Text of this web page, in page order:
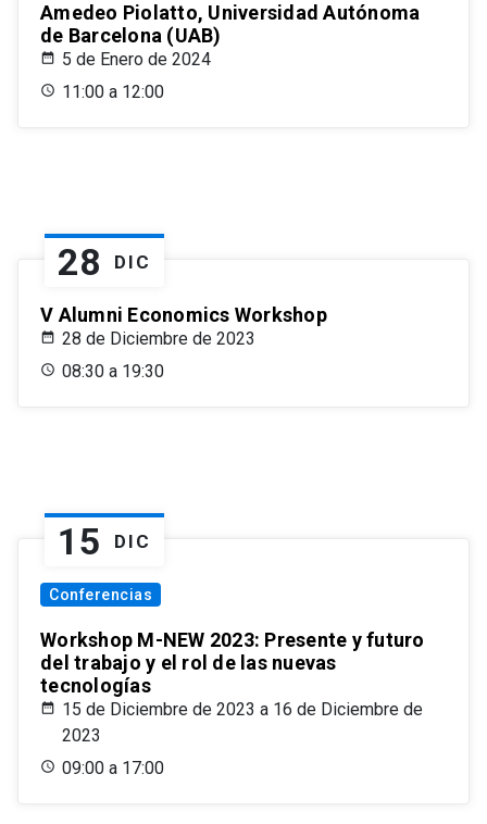
Amedeo Piolatto, Universidad Autónoma
de Barcelona (UAB)
5 de Enero de 2024
11:00 a 12:00
28 DIC
V Alumni Economics Workshop
28 de Diciembre de 2023
08:30 a 19:30
15 DIC
Conferencias
Workshop M-NEW 2023: Presente y futuro
del trabajo y el rol de las nuevas
tecnologías
15 de Diciembre de 2023 a 16 de Diciembre de
2023
09:00 a 17:00